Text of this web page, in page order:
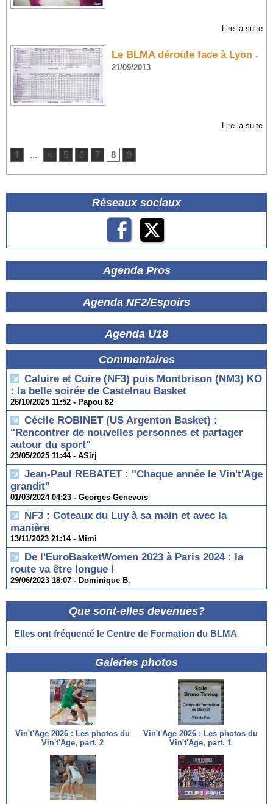
Réseaux sociaux
Agenda Pros
Agenda NF2/Espoirs
Agenda U18
Commentaires
Caluire et Cuire (NF3) puis Montbrison (NM3) KO
: la belle soirée de Castelnau Basket
26/10/2025 11:52 - Papou 82
Cécile ROBINET (US Argenton Basket) :
"Rencontrer de nouvelles personnes et partager
autour du sport"
23/05/2025 11:44 - ASirj
Jean-Paul REBATET : "Chaque année le Vin't'Age
grandit"
01/03/2024 04:23 - Georges Genevois
NF3 : Coteaux du Luy à sa main et avec la
manière
13/11/2023 21:14 - Mimi
De l'EuroBasketWomen 2023 à Paris 2024 : la
route va être longue !
29/06/2023 18:07 - Dominique B.
Lire la suite
Le BLMA déroule face à Lyon -
21/09/2013
Lire la suite
1 ... « 5 6 7 8 9
Que sont-elles devenues?
Elles ont fréquenté le Centre de Formation du BLMA
Galeries photos
Vin't'Age 2026 : Les photos du
Vin't'Age, part. 2
Vin't'Age 2026 : Les photos du
Vin't'Age, part. 1